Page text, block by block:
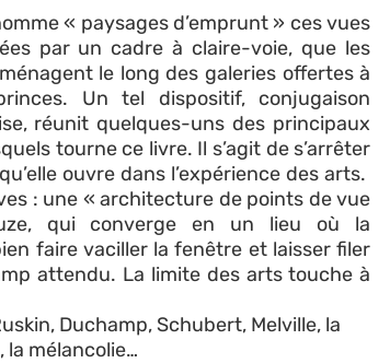
« paysages d’emprunt » ces vues
par un cadre à claire-voie, que les
le long des galeries offertes à
Un tel dispositif, conjugaison
réunit quelques-uns des principaux
tourne ce livre. Il s’agit de s’arrêter
ouvre dans l’expérience des arts.
: une « architecture de points de vue
qui converge en un lieu où la
faire vaciller la fenêtre et laisser filer
attendu. La limite des arts touche à
Duchamp, Schubert, Melville, la
la mélancolie…